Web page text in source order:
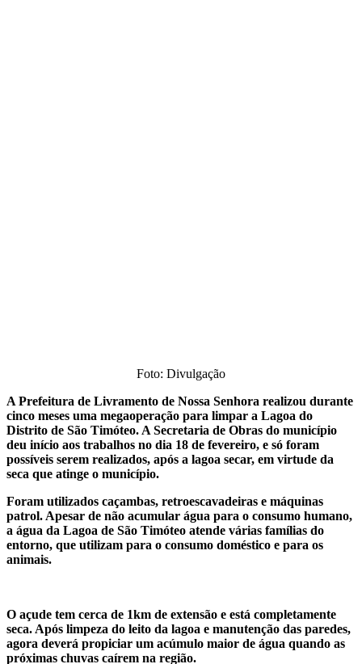
Foto: Divulgação
A Prefeitura de Livramento de Nossa Senhora realizou durante
cinco meses uma megaoperação para limpar a Lagoa do
Distrito de São Timóteo. A Secretaria de Obras do município
deu início aos trabalhos no dia 18 de fevereiro, e só foram
possíveis serem realizados, após a lagoa secar, em virtude da
seca que atinge o município.
Foram utilizados caçambas, retroescavadeiras e máquinas
patrol. Apesar de não acumular água para o consumo humano,
a água da Lagoa de São Timóteo atende várias famílias do
entorno, que utilizam para o consumo doméstico e para os
animais.
O açude tem cerca de 1km de extensão e está completamente
seca. Após limpeza do leito da lagoa e manutenção das paredes,
agora deverá propiciar um acúmulo maior de água quando as
próximas chuvas caírem na região.